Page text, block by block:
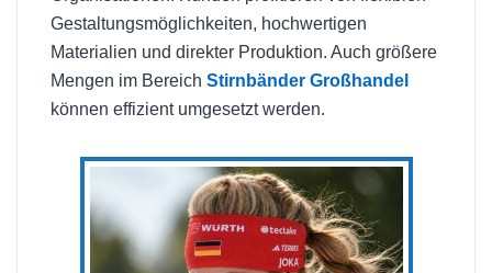
Gestaltungsmöglichkeiten, hochwertigen
Materialien und direkter Produktion. Auch größere
Mengen im Bereich Stirnbänder Großhandel
können effizient umgesetzt werden.